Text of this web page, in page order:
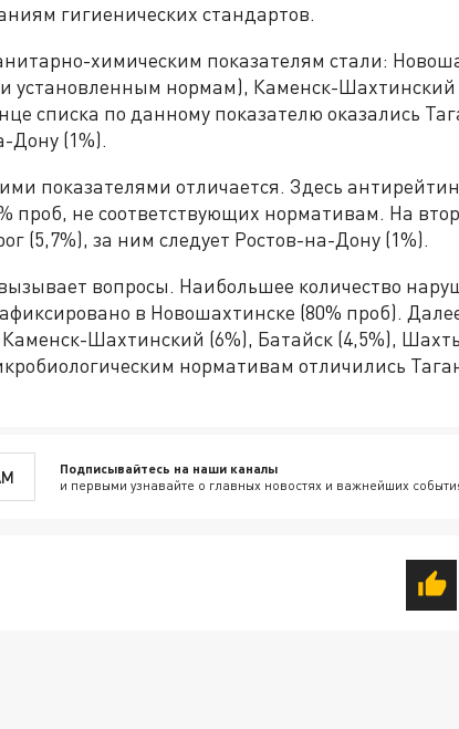
гигиенических стандартов.
химическим показателям стали:
установленным нормам), Каменск-Шахтинский
списка по данному показателю оказались
Дону (1%).
показателями отличается. Здесь
проб, не соответствующих нормативам. На
(5,7%), за ним следует Ростов-на-Дону (1%).
вопросы. Наибольшее количество
в Новошахтинске (80% проб).
Каменск-Шахтинский (6%), Батайск (4,5%),
нормативам отличились
Подписывайтесь на наши каналы
и первыми узнавайте о главных новостях и важнейших